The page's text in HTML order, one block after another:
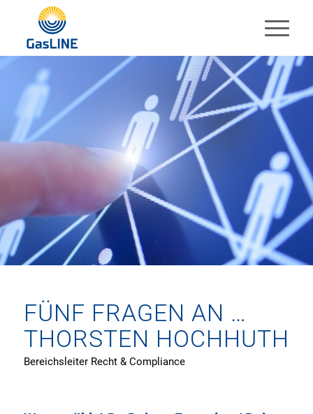
FÜNF FRAGEN AN …
THORSTEN HOCHHUTH
Bereichsleiter Recht & Compliance